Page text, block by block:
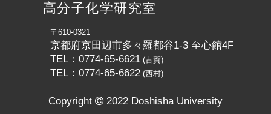
高分子化学研究室
〒610-0321
京都府京田辺市多々羅都谷1-3 至心館4F
TEL：0774-65-6621(古賀)
TEL：0774-65-6622(西村)
Copyright
2022 Doshisha University